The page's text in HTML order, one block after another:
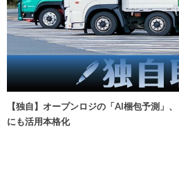
【独自】オープンロジの「AI梱包予測」
にも活用本格化